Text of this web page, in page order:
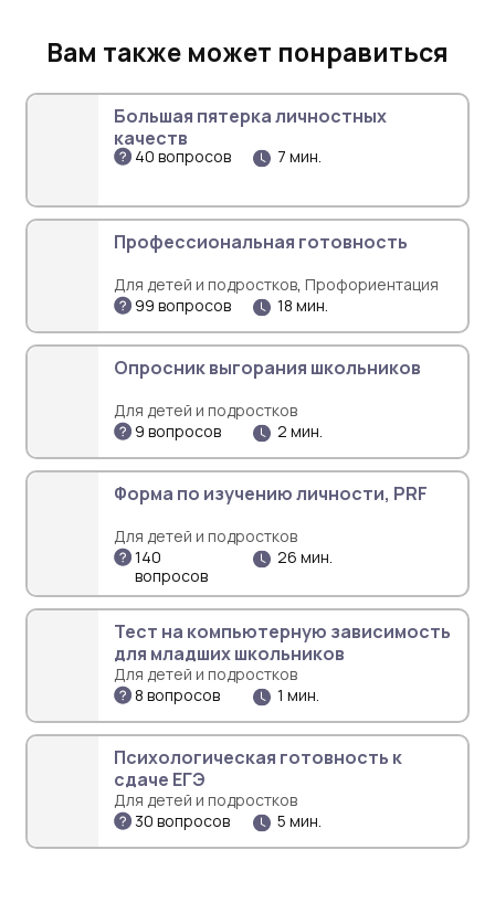
Вам также может понравиться
Большая пятерка личностных
качеств
40 вопросов 7 мин.
Профессиональная готовность
Для детей и подростков, Профориентация
99 вопросов
18 мин.
Опросник выгорания школьников
Для детей и подростков
9 вопросов
2 мин.
Форма по изучению личности, PRF
Для детей и подростков
140
вопросов
26 мин.
Тест на компьютерную зависимость
для младших школьников
Для детей и подростков
8 вопросов
1 мин.
Психологическая готовность к
сдаче ЕГЭ
Для детей и подростков
30 вопросов
5 мин.